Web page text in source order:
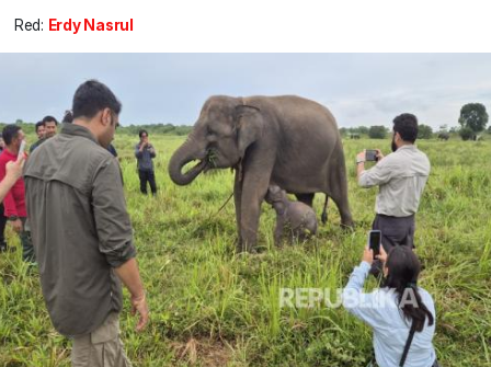
Red: Erdy Nasrul